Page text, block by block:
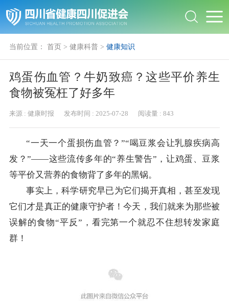
当前位置： 首页 > 健康科普 > 健康知识
鸡蛋伤血管？牛奶致癌？这些平价养生
食物被冤枉了好多年
来源 : 健康时报 发布时间 :2025-07-28 阅读量 :843
“一天一个蛋损伤血管？”“喝豆浆会让乳腺疾病高
发？”——这些流传多年的“养生警告”，让鸡蛋、豆浆
等平价又营养的食物背了多年的黑锅。
事实上，科学研究早已为它们揭开真相，甚至发现
它们才是真正的健康守护者！今天，我们就来为那些被
误解的食物“平反”，看完第一个就忍不住想转发家庭
群！